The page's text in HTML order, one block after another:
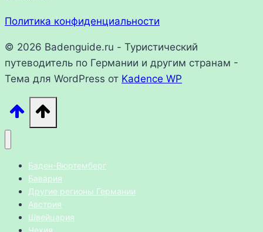
Политика конфиденциальности
© 2026 Badenguide.ru - Туристический
путеводитель по Германии и другим странам -
Тема для WordPress от Kadence WP
Баден-Вюртемберг
Бавария
Другие регионы Германии
Австрия
Швейцария
Чехия